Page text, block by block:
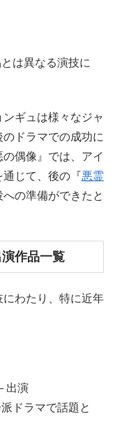
は異なる演技に
ギュは様々なジャ
ドラマでの成功に
偶像』では、アイ
通じて、後の『悪霊
への準備ができたと
作品一覧
わたり、特に近年
出演
ドラマで話題と